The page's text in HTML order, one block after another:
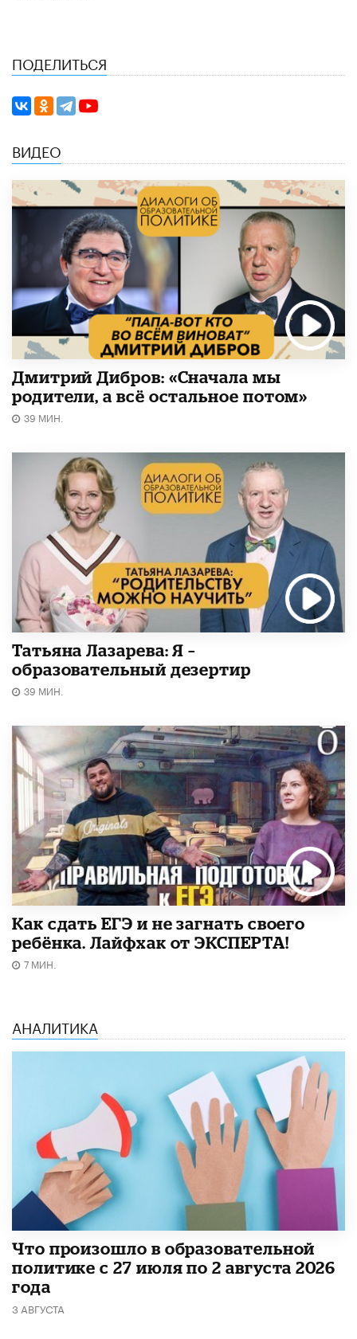
ПОДЕЛИТЬСЯ
ВИДЕО
Дмитрий Дибров: «Сначала мы
родители, а всё остальное потом»
39 МИН.
Татьяна Лазарева: Я –
образовательный дезертир
39 МИН.
​Как сдать ЕГЭ и не загнать своего
ребёнка. Лайфхак от ЭКСПЕРТА!
7 МИН.
АНАЛИТИКА
​Что произошло в образовательной
политике с 27 июля по 2 августа 2026
года
3 АВГУСТА